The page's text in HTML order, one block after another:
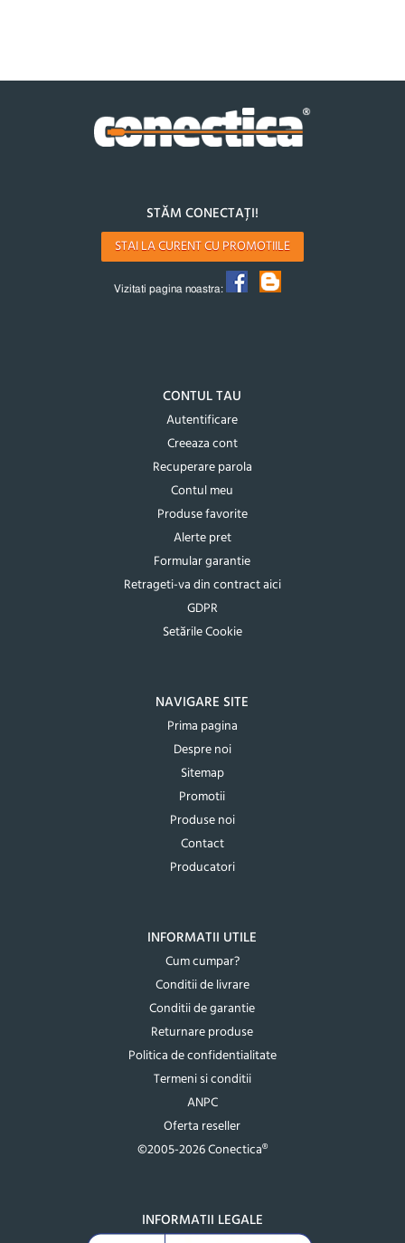
STĂM CONECTAȚI!
STAI LA CURENT CU PROMOTIILE
Vizitati pagina noastra:
CONTUL TAU
Autentificare
Creeaza cont
Recuperare parola
Contul meu
Produse favorite
Alerte pret
Formular garantie
Retrageti-va din contract aici
GDPR
Setările Cookie
NAVIGARE SITE
Prima pagina
Despre noi
Sitemap
Promotii
Produse noi
Contact
Producatori
INFORMATII UTILE
Cum cumpar?
Conditii de livrare
Conditii de garantie
Returnare produse
Politica de confidentialitate
Termeni si conditii
ANPC
Oferta reseller
©2005-2026 Conectica®
INFORMATII LEGALE